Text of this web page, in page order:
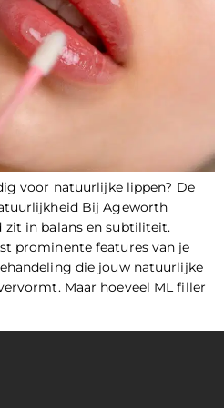
voor natuurlijke lippen? De
Bij Ageworth
zit in balans en subtiliteit.
prominente features van je
die jouw natuurlijke
Maar hoeveel ML filler